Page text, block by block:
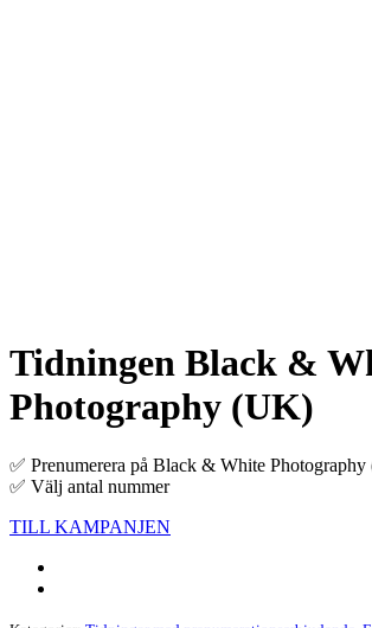
Tidningen Black &
Photography (UK)
✅ Prenumerera på Black & White
✅ Välj antal nummer
TILL KAMPANJEN